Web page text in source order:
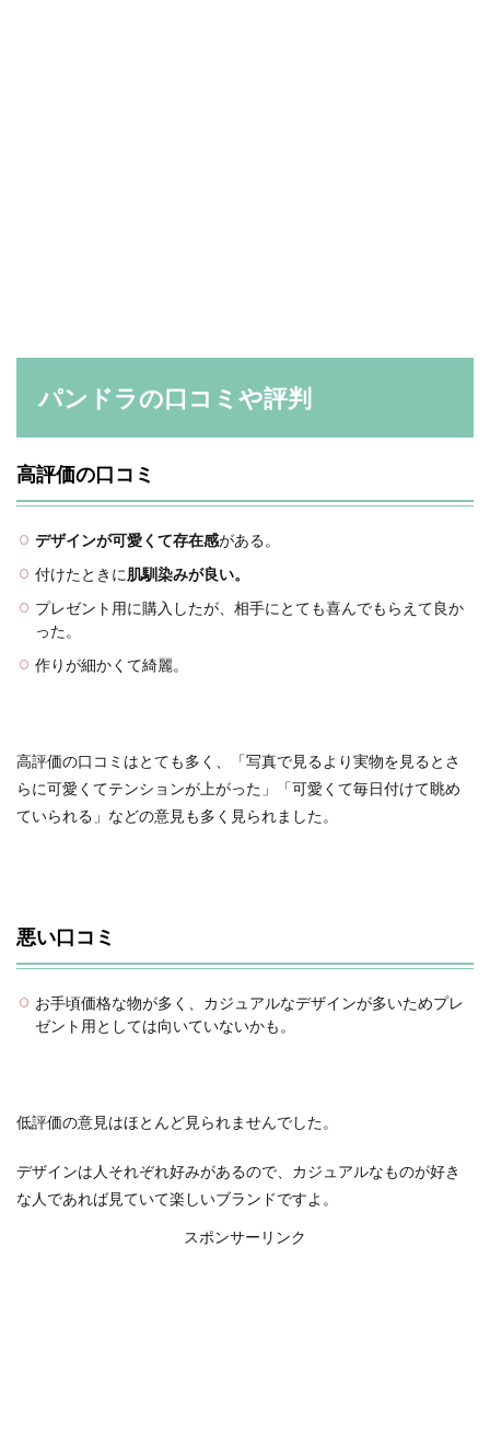
パンドラの口コミや評判
高評価の口コミ
デザインが可愛くて存在感がある。
付けたときに肌馴染みが良い。
プレゼント用に購入したが、相手にとても喜んでもらえて良か
った。
作りが細かくて綺麗。
高評価の口コミはとても多く、「写真で見るより実物を見るとさ
らに可愛くてテンションが上がった」「可愛くて毎日付けて眺め
ていられる」などの意見も多く見られました。
悪い口コミ
お手頃価格な物が多く、カジュアルなデザインが多いためプレ
ゼント用としては向いていないかも。
低評価の意見はほとんど見られませんでした。
デザインは人それぞれ好みがあるので、カジュアルなものが好き
な人であれば見ていて楽しいブランドですよ。
スポンサーリンク